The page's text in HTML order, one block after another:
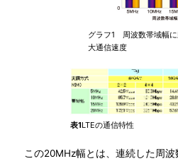
グラフ1 周波数帯域幅
大通信速度
表1LTEの通信特性
この20MHz幅とは、連続した周波